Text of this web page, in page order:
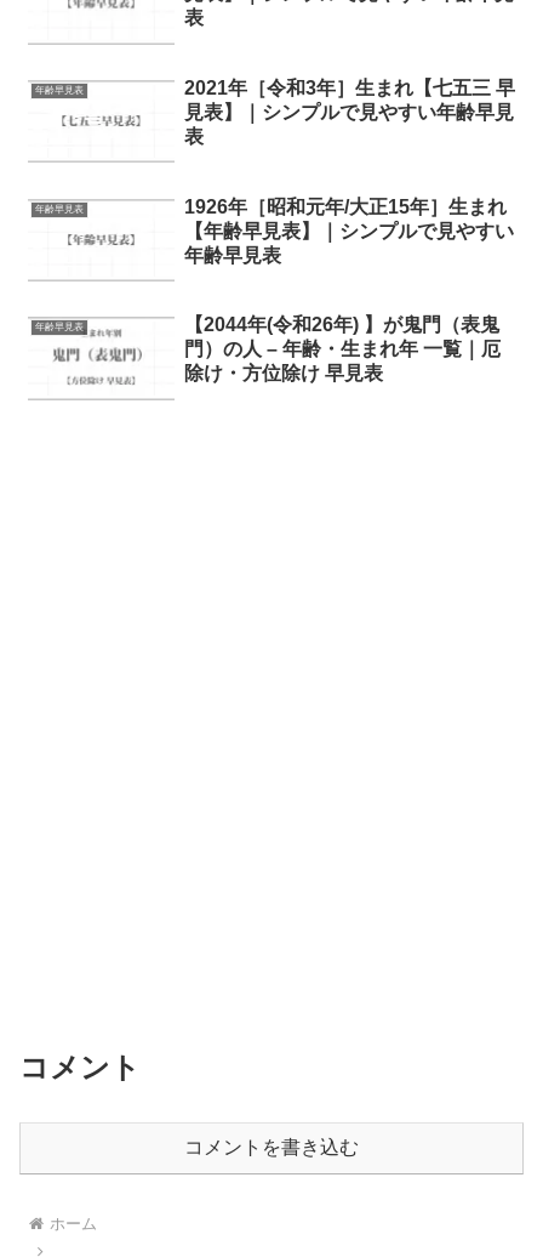
表
年齢早見表
2021年［令和3年］生まれ【七五三 早
見表】｜シンプルで見やすい年齢早見
表
年齢早見表
1926年［昭和元年/大正15年］生まれ
【年齢早見表】｜シンプルで見やすい
年齢早見表
年齢早見表
【2044年(令和26年) 】が鬼門（表鬼
門）の人 – 年齢・生まれ年 一覧｜厄
除け・方位除け 早見表
コメント
コメントを書き込む
ホーム